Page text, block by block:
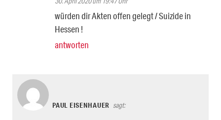
würden dir Akten offen gelegt / Suizide in
Hessen !
antworten
PAUL EISENHAUER sagt: